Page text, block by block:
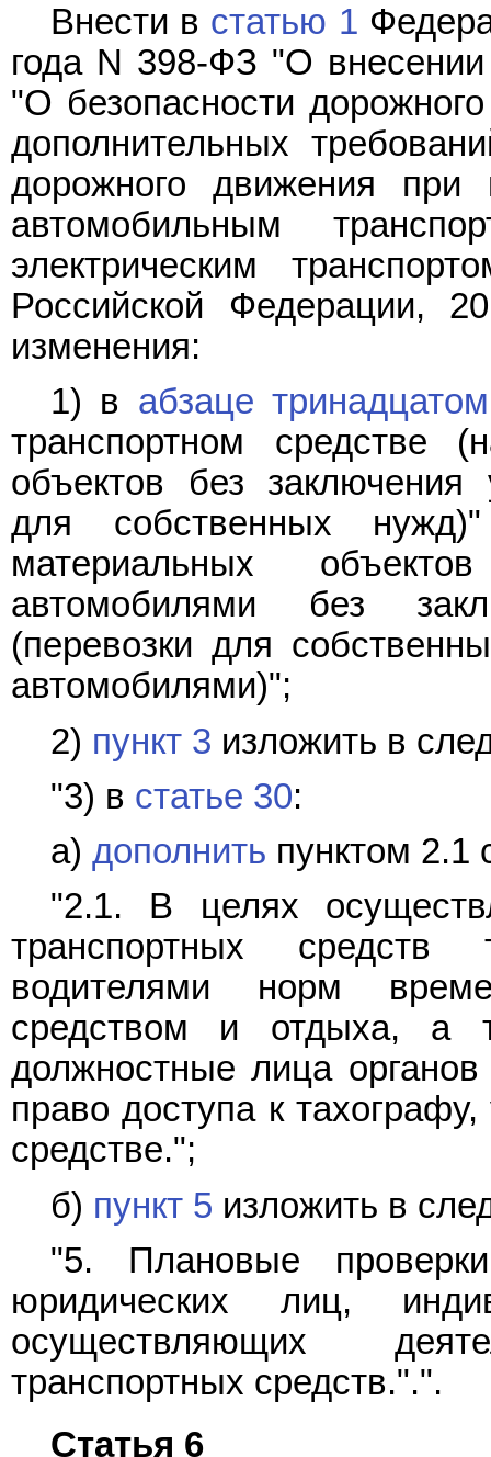
Внести в статью 1
года N 398-ФЗ "О
"О безопасности
дополнительных
дорожного движения при
автомобильным
электрическим
Российской Федерации,
изменения:
1) в абзаце
транспортном средстве
объектов без заключения
для собственных
материальных
автомобилями без
(перевозки для
автомобилями)";
2) пункт 3 изложить в
"3) в статье 30:
а) дополнить пунктом 2.1
"2.1. В целях
транспортных
водителями норм
средством и отдыха, а
должностные лица органов
право доступа к
средстве.";
б) пункт 5 изложить в
"5. Плановые
юридических лиц,
осуществляющих
транспортных средств.".".
Статья 6